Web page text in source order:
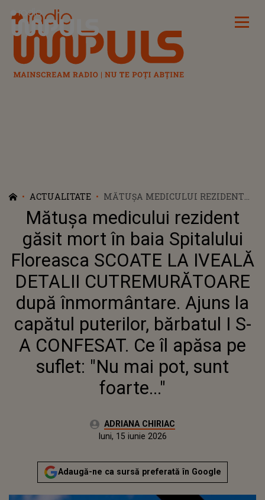
Radio Impuls
ACTUALITATE
MĂTUȘA MEDICULUI REZIDENT
GĂSIT MORT ÎN BAIA SPITALULUI
FLOREASCA SCOATE LA IVEALĂ
DETALII CUTREMURĂTOARE DUPĂ
ÎNMORMÂNTARE. AJUNS LA
CAPĂTUL PUTERILOR, BĂRBATUL
I S-A CONFESAT. CE ÎL APĂSA PE
SUFLET: "NU MAI POT, SUNT
FOARTE..."
Mătușa medicului rezident
găsit mort în baia Spitalului
Floreasca SCOATE LA IVEALĂ
DETALII CUTREMURĂTOARE
după înmormântare. Ajuns la
capătul puterilor, bărbatul I S-
A CONFESAT. Ce îl apăsa pe
suflet: "Nu mai pot, sunt
foarte..."
Autor:ADRIANA CHIRIAC
Actualizat:
luni, 15 iunie 2026
Adaugă-ne ca sursă preferată în Google